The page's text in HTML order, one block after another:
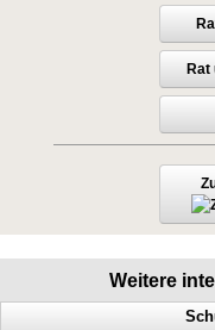
Rat
Weitere